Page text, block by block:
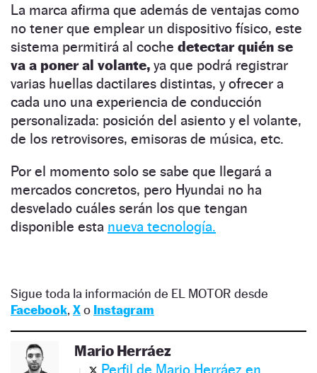
La marca afirma que además de ventajas como
no tener que emplear un dispositivo físico, este
sistema permitirá al coche detectar quién se
va a poner al volante, ya que podrá registrar
varias huellas dactilares distintas, y ofrecer a
cada uno una experiencia de conducción
personalizada: posición del asiento y el volante,
de los retrovisores, emisoras de música, etc.
Por el momento solo se sabe que llegará a
mercados concretos, pero Hyundai no ha
desvelado cuáles serán los que tengan
disponible esta nueva tecnología.
Sigue toda la información de EL MOTOR desde
Facebook, Xo Instagram
Mario Herráez
Perfil de Mario Herráez en